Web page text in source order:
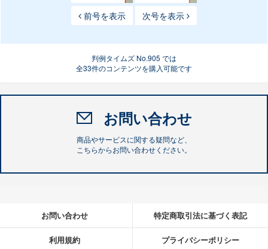
前号を表示 次号を表示
判例タイムズ No.905 では
全33件のコンテンツを購入可能です
お問い合わせ
商品やサービスに関する疑問など、
こちらからお問い合わせください。
お問い合わせ 特定商取引法に基づく表記
利用規約 プライバシーポリシー